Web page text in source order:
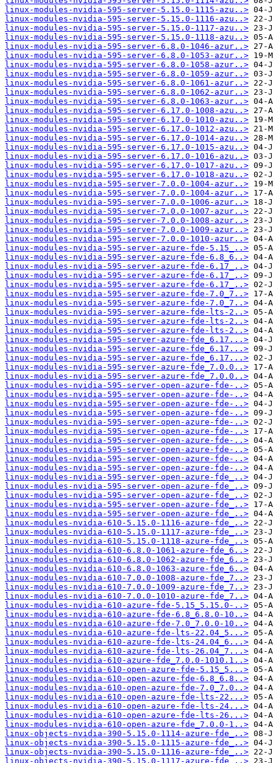
linux-modules-nvidia-595-server-5.15.0-1115-azu..>
linux-modules-nvidia-595-server-5.15.0-1116-azu..>
linux-modules-nvidia-595-server-5.15.0-1117-azu..>
linux-modules-nvidia-595-server-5.15.0-1118-azu..>
linux-modules-nvidia-595-server-6.8.0-1046-azur..>
linux-modules-nvidia-595-server-6.8.0-1053-azur..>
linux-modules-nvidia-595-server-6.8.0-1058-azur..>
linux-modules-nvidia-595-server-6.8.0-1059-azur..>
linux-modules-nvidia-595-server-6.8.0-1061-azur..>
linux-modules-nvidia-595-server-6.8.0-1062-azur..>
linux-modules-nvidia-595-server-6.8.0-1063-azur..>
linux-modules-nvidia-595-server-6.17.0-1008-azu..>
linux-modules-nvidia-595-server-6.17.0-1010-azu..>
linux-modules-nvidia-595-server-6.17.0-1012-azu..>
linux-modules-nvidia-595-server-6.17.0-1014-azu..>
linux-modules-nvidia-595-server-6.17.0-1015-azu..>
linux-modules-nvidia-595-server-6.17.0-1016-azu..>
linux-modules-nvidia-595-server-6.17.0-1017-azu..>
linux-modules-nvidia-595-server-6.17.0-1018-azu..>
linux-modules-nvidia-595-server-7.0.0-1004-azur..>
linux-modules-nvidia-595-server-7.0.0-1004-azur..>
linux-modules-nvidia-595-server-7.0.0-1006-azur..>
linux-modules-nvidia-595-server-7.0.0-1007-azur..>
linux-modules-nvidia-595-server-7.0.0-1008-azur..>
linux-modules-nvidia-595-server-7.0.0-1009-azur..>
linux-modules-nvidia-595-server-7.0.0-1010-azur..>
linux-modules-nvidia-595-server-azure-fde-5.15_..>
linux-modules-nvidia-595-server-azure-fde-6.8_6..>
linux-modules-nvidia-595-server-azure-fde-6.17_..>
linux-modules-nvidia-595-server-azure-fde-6.17_..>
linux-modules-nvidia-595-server-azure-fde-6.17_..>
linux-modules-nvidia-595-server-azure-fde-7.0_7..>
linux-modules-nvidia-595-server-azure-fde-7.0_7..>
linux-modules-nvidia-595-server-azure-fde-lts-2..>
linux-modules-nvidia-595-server-azure-fde-lts-2..>
linux-modules-nvidia-595-server-azure-fde-lts-2..>
linux-modules-nvidia-595-server-azure-fde_6.17...>
linux-modules-nvidia-595-server-azure-fde_6.17...>
linux-modules-nvidia-595-server-azure-fde_6.17...>
linux-modules-nvidia-595-server-azure-fde_7.0.0..>
linux-modules-nvidia-595-server-azure-fde_7.0.0..>
linux-modules-nvidia-595-server-open-azure-fde-..>
linux-modules-nvidia-595-server-open-azure-fde-..>
linux-modules-nvidia-595-server-open-azure-fde-..>
linux-modules-nvidia-595-server-open-azure-fde-..>
linux-modules-nvidia-595-server-open-azure-fde-..>
linux-modules-nvidia-595-server-open-azure-fde-..>
linux-modules-nvidia-595-server-open-azure-fde-..>
linux-modules-nvidia-595-server-open-azure-fde-..>
linux-modules-nvidia-595-server-open-azure-fde-..>
linux-modules-nvidia-595-server-open-azure-fde-..>
linux-modules-nvidia-595-server-open-azure-fde_..>
linux-modules-nvidia-595-server-open-azure-fde_..>
linux-modules-nvidia-595-server-open-azure-fde_..>
linux-modules-nvidia-595-server-open-azure-fde_..>
linux-modules-nvidia-595-server-open-azure-fde_..>
linux-modules-nvidia-610-5.15.0-1116-azure-fde_..>
linux-modules-nvidia-610-5.15.0-1117-azure-fde_..>
linux-modules-nvidia-610-5.15.0-1118-azure-fde_..>
linux-modules-nvidia-610-6.8.0-1061-azure-fde_6..>
linux-modules-nvidia-610-6.8.0-1062-azure-fde_6..>
linux-modules-nvidia-610-6.8.0-1063-azure-fde_6..>
linux-modules-nvidia-610-7.0.0-1008-azure-fde_7..>
linux-modules-nvidia-610-7.0.0-1009-azure-fde_7..>
linux-modules-nvidia-610-7.0.0-1010-azure-fde_7..>
linux-modules-nvidia-610-azure-fde-5.15_5.15.0-..>
linux-modules-nvidia-610-azure-fde-6.8_6.8.0-10..>
linux-modules-nvidia-610-azure-fde-7.0_7.0.0-10..>
linux-modules-nvidia-610-azure-fde-lts-22.04_5...>
linux-modules-nvidia-610-azure-fde-lts-24.04_6...>
linux-modules-nvidia-610-azure-fde-lts-26.04_7...>
linux-modules-nvidia-610-azure-fde_7.0.0-1010.1..>
linux-modules-nvidia-610-open-azure-fde-5.15_5...>
linux-modules-nvidia-610-open-azure-fde-6.8_6.8..>
linux-modules-nvidia-610-open-azure-fde-7.0_7.0..>
linux-modules-nvidia-610-open-azure-fde-lts-22...>
linux-modules-nvidia-610-open-azure-fde-lts-24...>
linux-modules-nvidia-610-open-azure-fde-lts-26...>
linux-modules-nvidia-610-open-azure-fde_7.0.0-1..>
linux-objects-nvidia-390-5.15.0-1114-azure-fde_..>
linux-objects-nvidia-390-5.15.0-1115-azure-fde_..>
linux-objects-nvidia-390-5.15.0-1116-azure-fde_..>
linux-objects-nvidia-390-5.15.0-1117-azure-fde_..>